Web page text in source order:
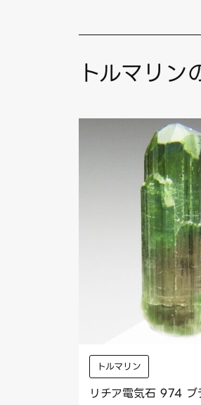
トルマリン
トルマリン
リチア電気石 974 ブ